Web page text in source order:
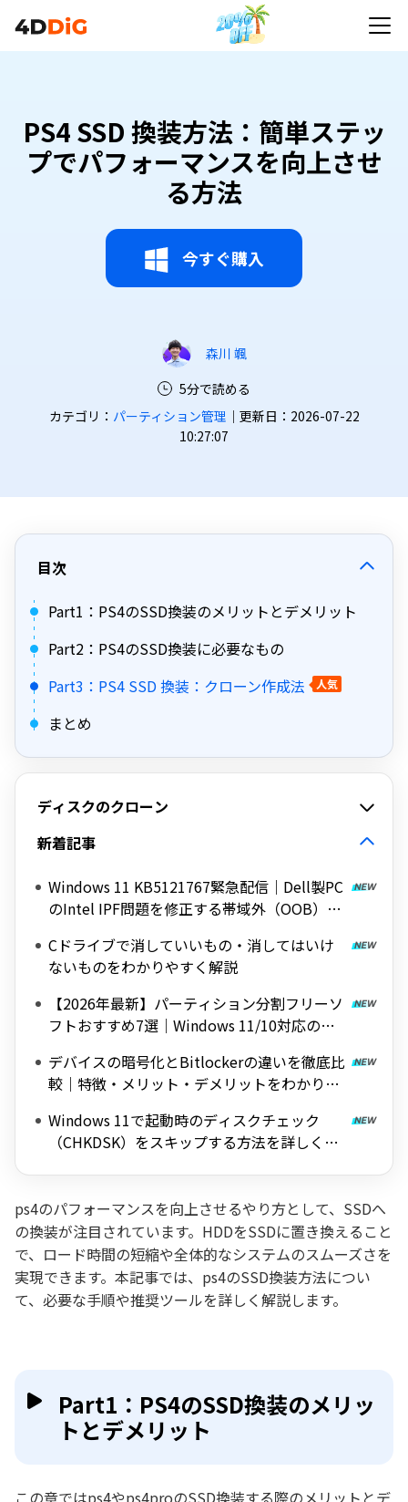
PS4 SSD 換装方法：簡単ステッ
プでパフォーマンスを向上させ
る方法
今すぐ購入
森川 颯
5分で読める
カテゴリ： パーティション管理 ｜更新日：2026-07-22
10:27:07
目次
Part1：PS4のSSD換装のメリットとデメリット
Part2：PS4のSSD換装に必要なもの
Part3：PS4 SSD 換装：クローン作成法
人気
まとめ
ディスクのクローン
新着記事
Windows 11 KB5121767緊急配信｜Dell製PC
のIntel IPF問題を修正する帯域外（OOB）ア
Cドライブで消していいもの・消してはいけ
ないものをわかりやすく解説
【2026年最新】パーティション分割フリーソ
フトおすすめ7選｜Windows 11/10対応の無
デバイスの暗号化とBitlockerの違いを徹底比
較｜特徴・メリット・デメリットをわかりや
Windows 11で起動時のディスクチェック
（CHKDSK）をスキップする方法を詳しく解
ps4のパフォーマンスを向上させるやり方として、SSDへ
の換装が注目されています。HDDをSSDに置き換えること
で、ロード時間の短縮や全体的なシステムのスムーズさを
実現できます。本記事では、ps4のSSD換装方法につい
て、必要な手順や推奨ツールを詳しく解説します。
Part1：PS4のSSD換装のメリッ
トとデメリット
この章ではps4やps4proのSSD換装する際のメリットとデ